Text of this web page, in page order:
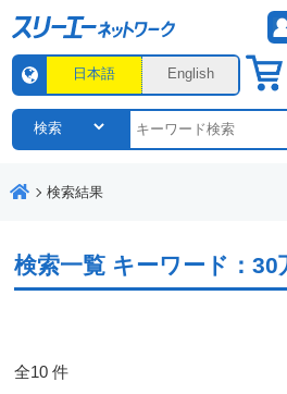
日本語 English
検索結果
検索一覧 キーワード：30
全10 件